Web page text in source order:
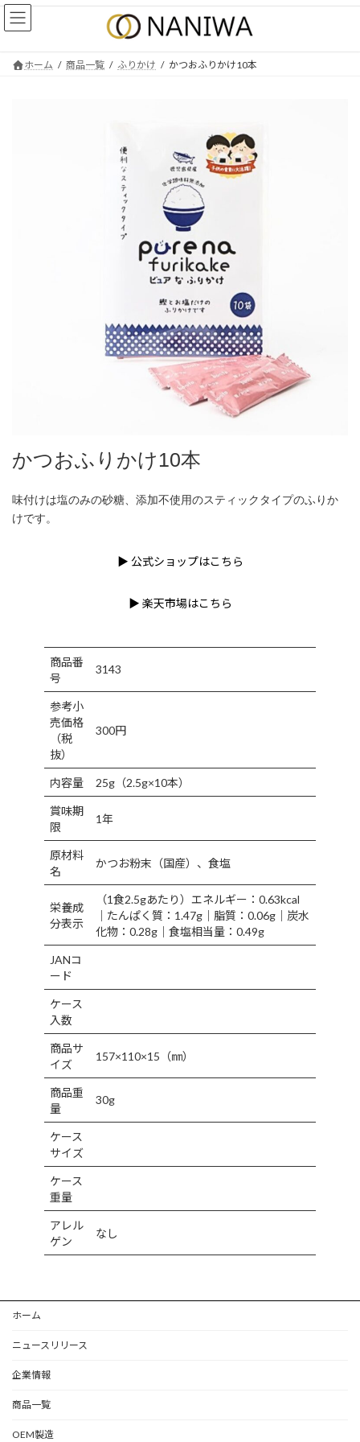
コ
ン
ナ
ビ
ホーム 商品一覧 ふりかけ かつおふりかけ10本
かつおふりかけ10本
味付けは塩のみの砂糖、添加不使用のスティックタイプのふりか
けです。
▶ 公式ショップはこちら
▶ 楽天市場はこちら
商品番
号
3143
参考小
売価格
（税
抜）
300円
内容量 25g（2.5g×10本）
賞味期
限
1年
原材料
名
かつお粉末（国産）、食塩
栄養成
分表示
（1食2.5gあたり）エネルギー：0.63kcal
｜たんぱく質：1.47g｜脂質：0.06g｜炭水
化物：0.28g｜食塩相当量：0.49g
JANコ
ード
ケース
入数
商品サ
イズ
157×110×15（㎜）
商品重
量
30g
ケース
サイズ
ケース
重量
アレル
ゲン
なし
ホーム
ニュースリリース
企業情報
商品一覧
OEM製造